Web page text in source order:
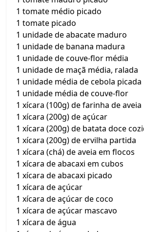
1 tomate médio picado
1 tomate picado
1 unidade de abacate maduro
1 unidade de banana madura
1 unidade de couve-flor média
1 unidade de maçã média, ralada
1 unidade média de cebola picada
1 unidade média de couve-flor
1 xícara (100g) de farinha de aveia
1 xícara (200g) de açúcar
1 xícara (200g) de batata doce
1 xícara (200g) de ervilha partida
1 xícara (chá) de aveia em flocos
1 xícara de abacaxi em cubos
1 xícara de abacaxi picado
1 xícara de açúcar
1 xícara de açúcar de coco
1 xícara de açúcar mascavo
1 xícara de água